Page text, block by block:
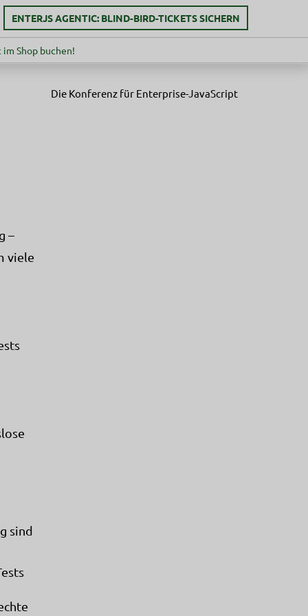
ENTERJS AGENTIC: BLIND-BIRD-TICKETS SICHERN
Shop buchen!
Die Konferenz für Enterprise-JavaScript
–
viele
sind